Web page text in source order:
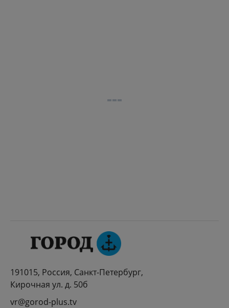
191015, Россия, Санкт-Петербург,
Кирочная ул. д. 50б
vr@gorod-plus.tv